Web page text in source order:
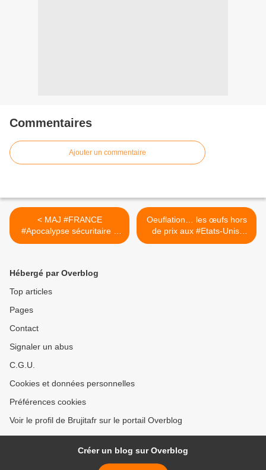
Commentaires
Ajouter un commentaire
< MAJ #FRANCE
#Apocalypse sécuritaire =
effondrement économique
Oeuflation… les œufs hors
de prix aux #Etats-Unis.
Souveraineté alimentaire
Hébergé par Overblog
Top articles
Pages
Contact
Signaler un abus
C.G.U.
Cookies et données personnelles
Préférences cookies
Voir le profil de Brujitafr sur le portail Overblog
Créer un blog sur Overblog